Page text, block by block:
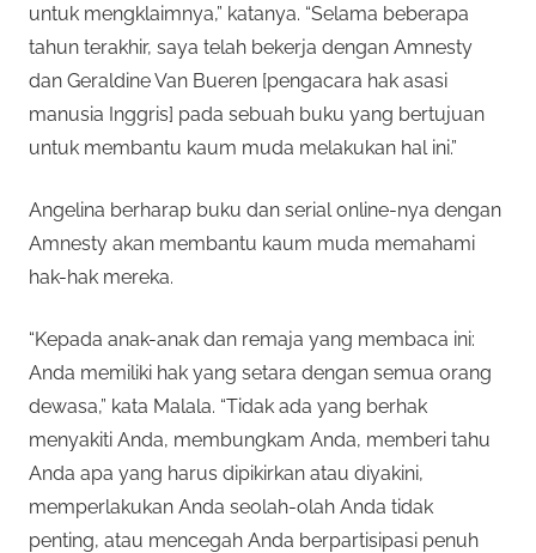
untuk mengklaimnya,” katanya. “Selama beberapa
tahun terakhir, saya telah bekerja dengan Amnesty
dan Geraldine Van Bueren [pengacara hak asasi
manusia Inggris] pada sebuah buku yang bertujuan
untuk membantu kaum muda melakukan hal ini.”
Angelina berharap buku dan serial online-nya dengan
Amnesty akan membantu kaum muda memahami
hak-hak mereka.
“Kepada anak-anak dan remaja yang membaca ini:
Anda memiliki hak yang setara dengan semua orang
dewasa,” kata Malala. “Tidak ada yang berhak
menyakiti Anda, membungkam Anda, memberi tahu
Anda apa yang harus dipikirkan atau diyakini,
memperlakukan Anda seolah-olah Anda tidak
penting, atau mencegah Anda berpartisipasi penuh